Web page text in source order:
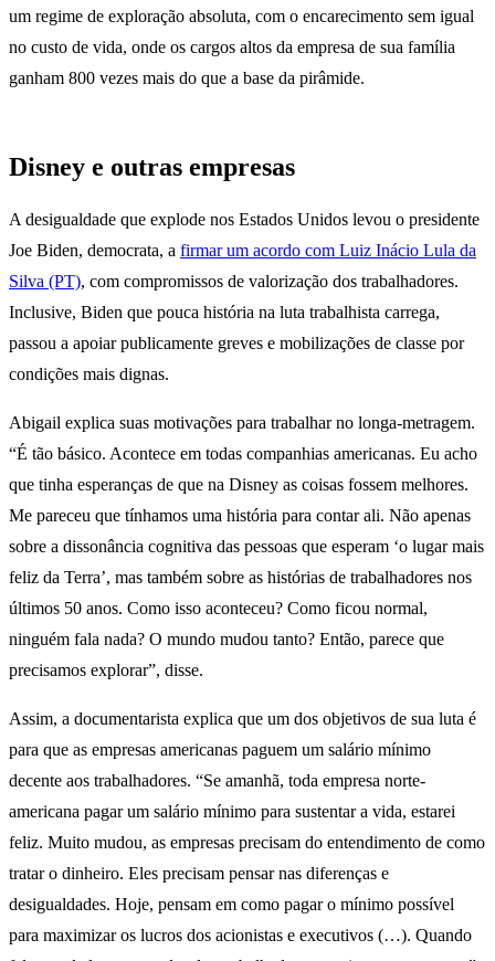
um regime de exploração absoluta, com o encarecimento sem igual
no custo de vida, onde os cargos altos da empresa de sua família
ganham 800 vezes mais do que a base da pirâmide.
Disney e outras empresas
A desigualdade que explode nos Estados Unidos levou o presidente
Joe Biden, democrata, a firmar um acordo com Luiz Inácio Lula da
Silva (PT), com compromissos de valorização dos trabalhadores.
Inclusive, Biden que pouca história na luta trabalhista carrega,
passou a apoiar publicamente greves e mobilizações de classe por
condições mais dignas.
Abigail explica suas motivações para trabalhar no longa-metragem.
“É tão básico. Acontece em todas companhias americanas. Eu acho
que tinha esperanças de que na Disney as coisas fossem melhores.
Me pareceu que tínhamos uma história para contar ali. Não apenas
sobre a dissonância cognitiva das pessoas que esperam ‘o lugar mais
feliz da Terra’, mas também sobre as histórias de trabalhadores nos
últimos 50 anos. Como isso aconteceu? Como ficou normal,
ninguém fala nada? O mundo mudou tanto? Então, parece que
precisamos explorar”, disse.
Assim, a documentarista explica que um dos objetivos de sua luta é
para que as empresas americanas paguem um salário mínimo
decente aos trabalhadores. “Se amanhã, toda empresa norte-
americana pagar um salário mínimo para sustentar a vida, estarei
feliz. Muito mudou, as empresas precisam do entendimento de como
tratar o dinheiro. Eles precisam pensar nas diferenças e
desigualdades. Hoje, pensam em como pagar o mínimo possível
para maximizar os lucros dos acionistas e executivos (…). Quando